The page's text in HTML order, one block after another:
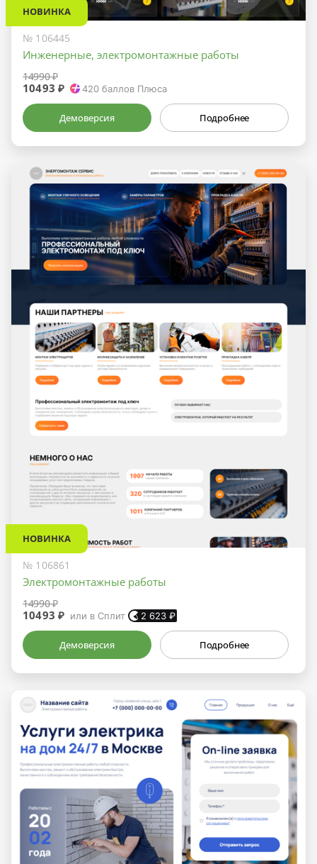
НОВИНКА
№ 106445
Инженерные, электромонтажные работы
14990 ₽
10493 ₽ 420 баллов Плюса
Демоверсия Подробнее
НОВИНКА
№ 106861
Электромонтажные работы
14990 ₽
10493 ₽ или в Сплит 2 623 ₽
Демоверсия Подробнее